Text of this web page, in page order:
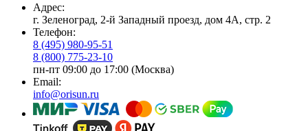
Адрес:
г. Зеленоград, 2-й Западный проезд, дом 4А, стр. 2
Телефон:
8 (495) 980-95-51
8 (800) 775-23-10
пн-пт 09:00 до 17:00 (Москва)
Email:
info@orisun.ru